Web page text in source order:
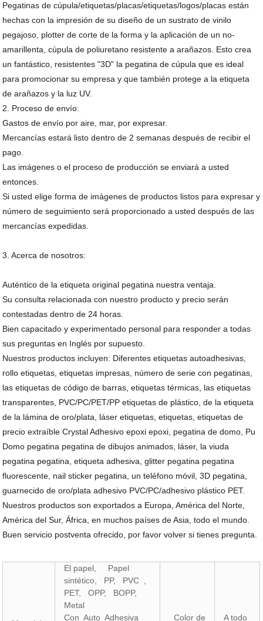
Pegatinas de cúpula/etiquetas/placas/etiquetas/logos/placas están
hechas con la impresión de su diseño de un sustrato de vinilo
pegajoso, plotter de corte de la forma y la aplicación de un no-
amarillenta, cúpula de poliuretano resistente a arañazos. Esto crea
un fantástico, resistentes "3D" la pegatina de cúpula que es ideal
para promocionar su empresa y que también protege a la etiqueta
de arañazos y la luz UV.
2. Proceso de envío:
Gastos de envío por aire, mar, por expresar.
Mercancías estará listo dentro de 2 semanas después de recibir el
pago.
Las imágenes o el proceso de producción se enviará a usted
entonces.
Si usted elige forma de imágenes de productos listos para expresar y
número de seguimiento será proporcionado a usted después de las
mercancías expedidas.
3. Acerca de nosotros:
Auténtico de la etiqueta original pegatina nuestra ventaja.
Su consulta relacionada con nuestro producto y precio serán
contestadas dentro de 24 horas.
Bien capacitado y experimentado personal para responder a todas
sus preguntas en Inglés por supuesto.
Nuestros productos incluyen: Diferentes etiquetas autoadhesivas,
rollo etiquetas, etiquetas impresas, número de serie con pegatinas,
las etiquetas de código de barras, etiquetas térmicas, las etiquetas
transparentes, PVC/PC/PET/PP etiquetas de plástico, de la etiqueta
de la lámina de oro/plata, láser etiquetas, etiquetas, etiquetas de
precio extraíble Crystal Adhesivo epoxi epoxi, pegatina de domo, Pu
Domo pegatina pegatina de dibujos animados, láser, la viuda
pegatina pegatina, etiqueta adhesiva, glitter pegatina pegatina
fluorescente, nail sticker pegatina, un teléfono móvil, 3D pegatina,
guarnecido de oro/plata adhesivo PVC/PC/adhesivo plástico PET.
Nuestros productos son exportados a Europa, América del Norte,
América del Sur, África, en muchos países de Asia, todo el mundo.
Buen servicio postventa ofrecido, por favor volver si tienes pregunta.
El papel, Papel
sintético, PP, PVC ,
PET, OPP, BOPP,
Metal
Con Auto Adhesiva
Color de A todo